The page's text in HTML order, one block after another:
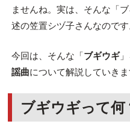
ませんね。実は、そんな「
述の笠置シヅ子さんなのです
今回は、そんな「ブギウギ
謡曲について解説していきま
ブギウギって何